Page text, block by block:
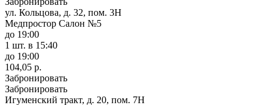
ул. Кольцова, д. 32, пом. 3Н
Медпростор Салон №5
до 19:00
1 шт. в 15:40
до 19:00
104,05 р.
Забронировать
Забронировать
Игуменский тракт, д. 20, пом. 7Н